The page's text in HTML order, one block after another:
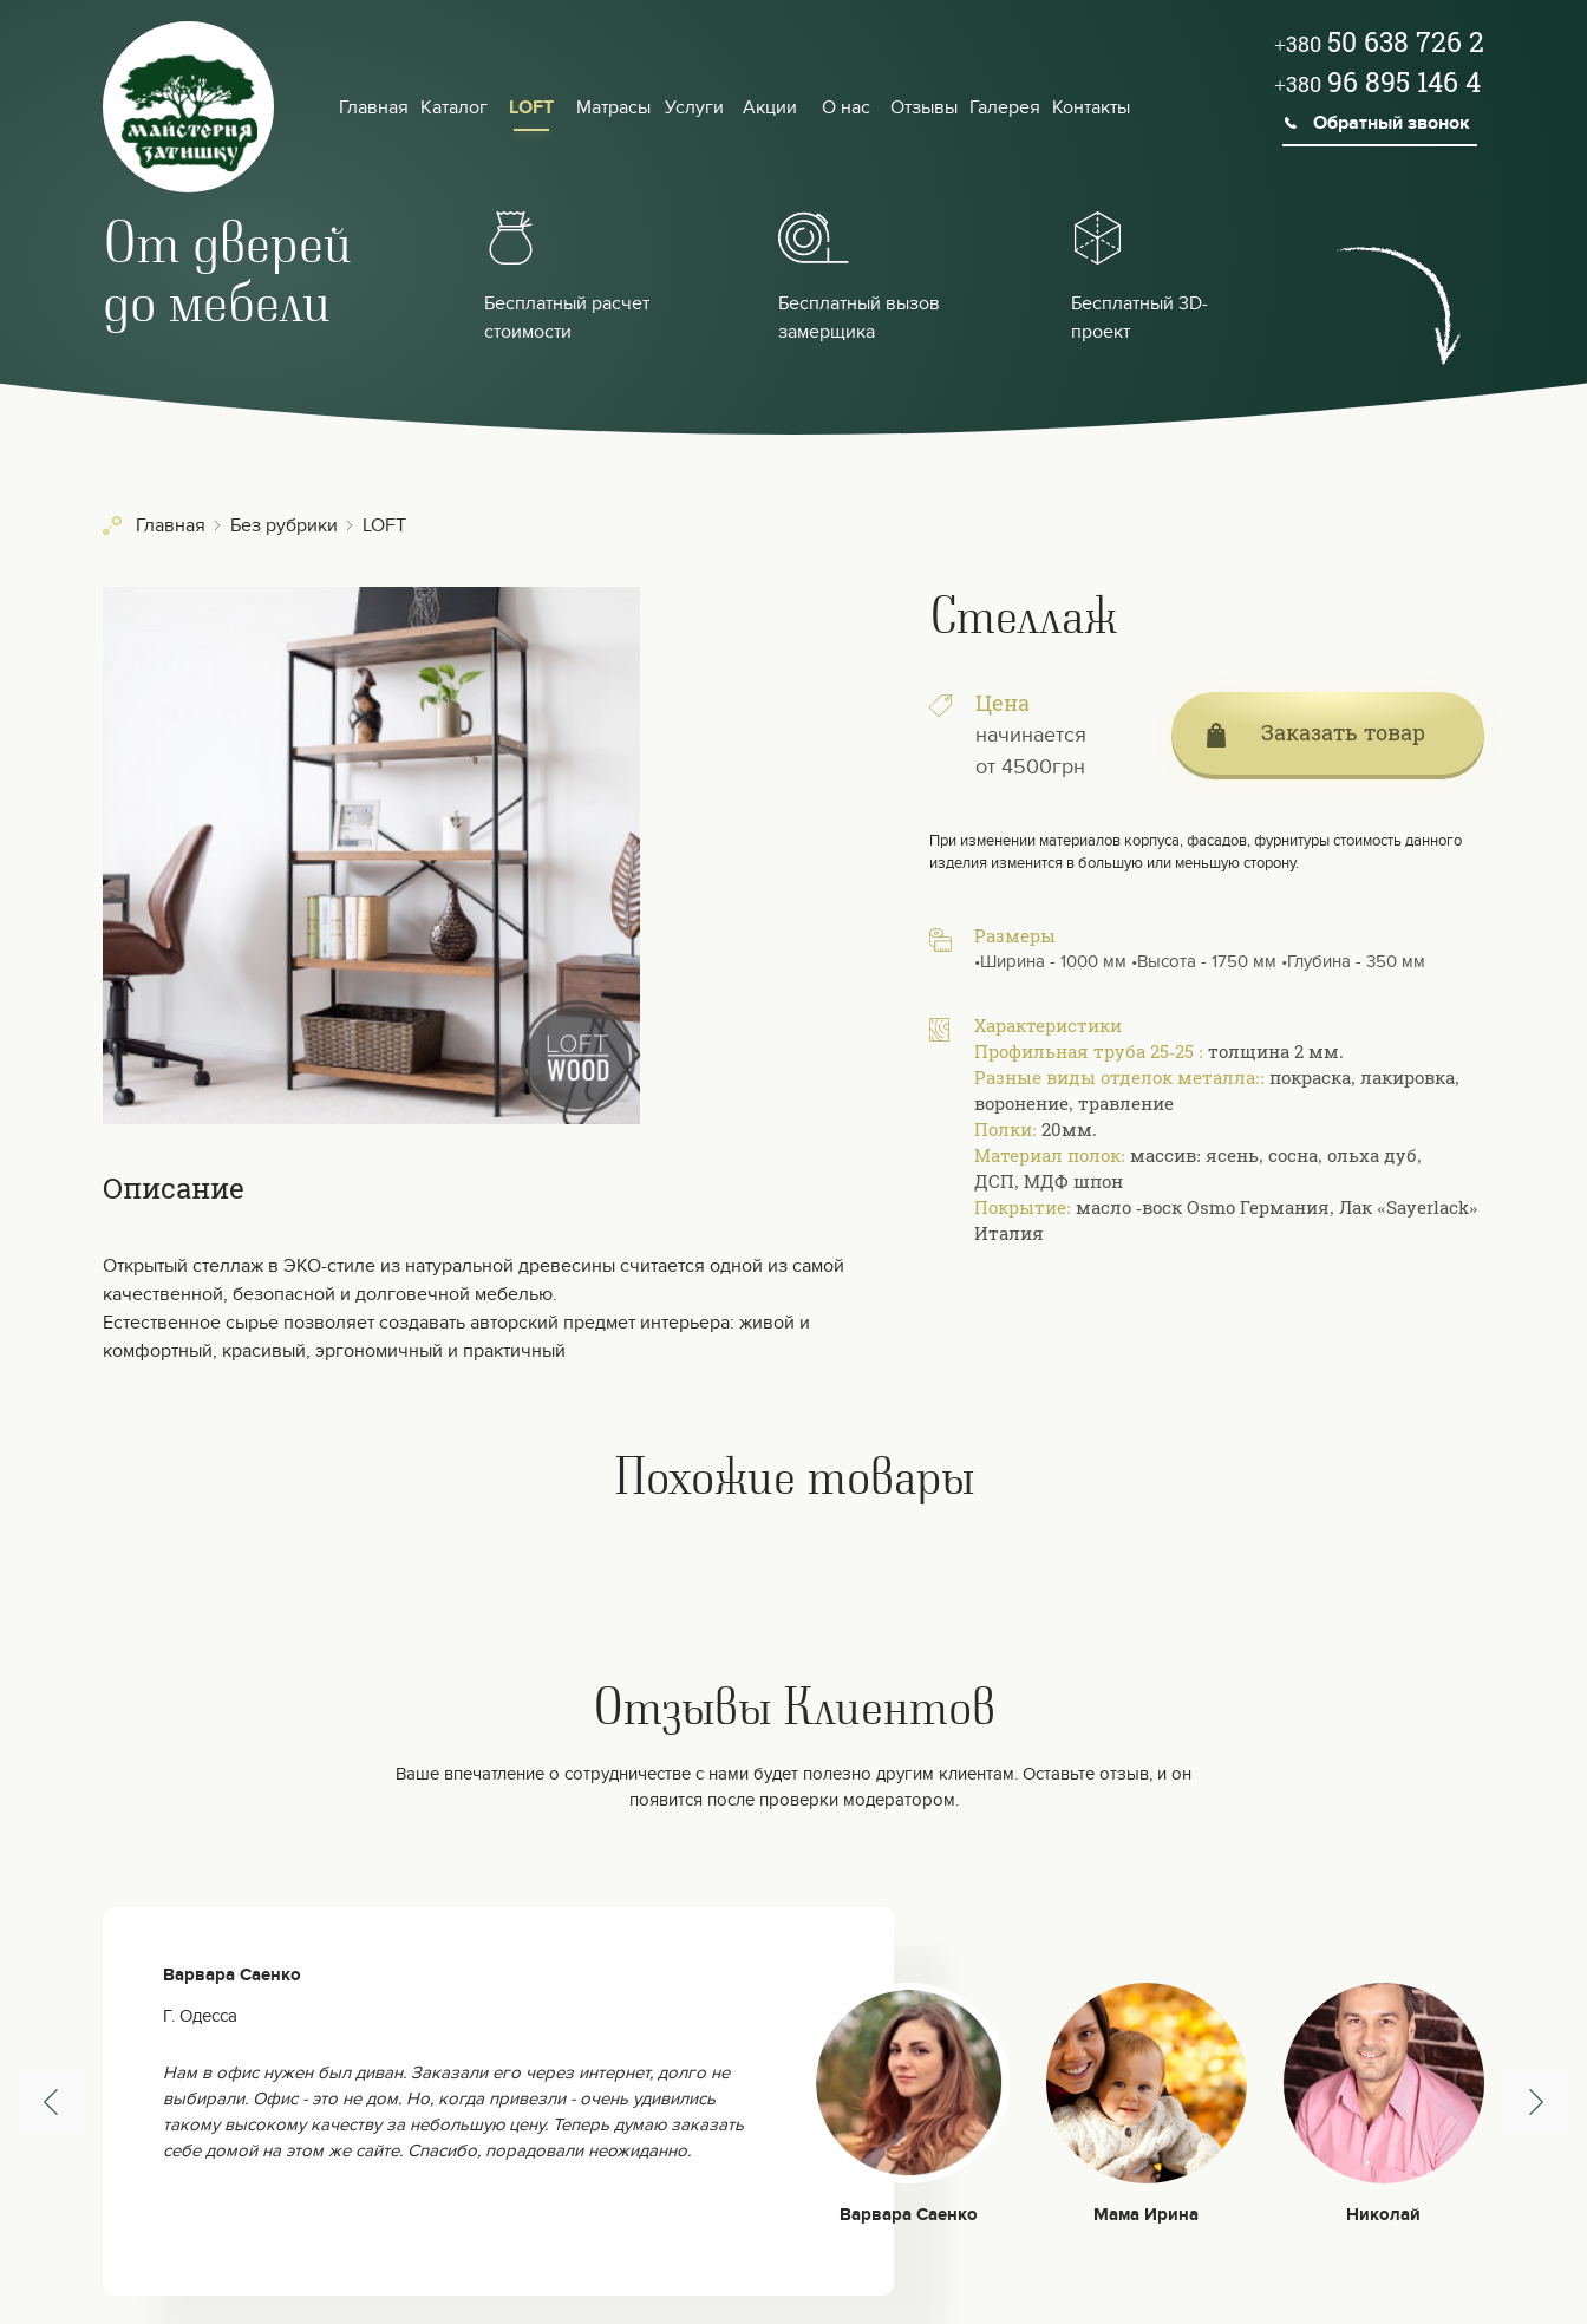
Главная Каталог LOFT Матрасы Услуги Акции О нас Отзывы Галерея Контакты
+380 50 638 726 2
+380 96 895 146 4
Обратный звонок
От дверей
до мебели
Бесплатный расчет
стоимости
Бесплатный вызов
замерщика
Бесплатный 3D-
проект
Главная Без рубрики LOFT
Описание
Открытый стеллаж в ЭКО-стиле из натуральной древесины считается одной из самой
качественной, безопасной и долговечной мебелью.
Естественное сырье позволяет создавать авторский предмет интерьера: живой и
комфортный, красивый, эргономичный и практичный
Стеллаж
Цена
начинается
от 4500грн
Заказать товар
При изменении материалов корпуса, фасадов, фурнитуры стоимость данного
изделия изменится в большую или меньшую сторону.
Размеры
•Ширина - 1000 мм •Высота - 1750 мм •Глубина - 350 мм
Характеристики
Профильная труба 25-25 : толщина 2 мм.
Разные виды отделок металла:: покраска, лакировка,
воронение, травление
Полки: 20мм.
Материал полок: массив: ясень, сосна, ольха дуб,
ДСП, МДФ шпон
Покрытие: масло -воск Osmo Германия, Лак «Sayerlack»
Италия
Похожие товары
Отзывы Клиентов
Ваше впечатление о сотрудничестве с нами будет полезно другим клиентам. Оставьте отзыв, и он
появится после проверки модератором.
Варвара Саенко
Г. Одесса
Нам в офис нужен был диван. Заказали его через интернет, долго не
выбирали. Офис - это не дом. Но, когда привезли - очень удивились
такому высокому качеству за небольшую цену. Теперь думаю заказать
себе домой на этом же сайте. Спасибо, порадовали неожиданно.
Варвара Саенко Мама Ирина Николай